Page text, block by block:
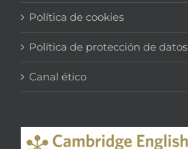
Política de cookies
Política de protección de datos
Canal ético